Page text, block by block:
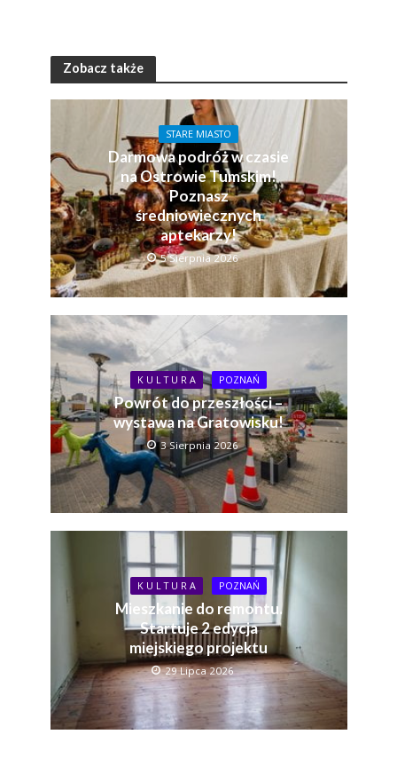
Zobacz także
STARE MIASTO
Darmowa podróż w czasie
na Ostrowie Tumskim!
Poznasz
średniowiecznych
aptekarzy!
5 Sierpnia 2026
K U L T U R A POZNAŃ
Powrót do przeszłości –
wystawa na Gratowisku!
3 Sierpnia 2026
K U L T U R A POZNAŃ
Mieszkanie do remontu.
Startuje 2 edycja
miejskiego projektu
29 Lipca 2026